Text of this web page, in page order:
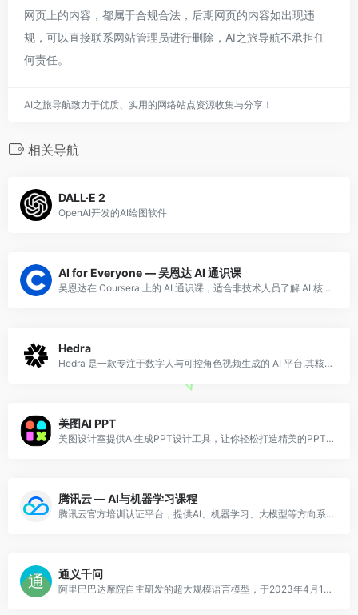
网页上的内容，都属于合规合法，后期网页的内容如出现违
规，可以直接联系网站管理员进行删除，AI之旅导航不承担任
何责任。
AI之旅导航致力于优质、实用的网络站点资源收集与分享！
相关导航
DALL·E 2
OpenAI开发的AI绘图软件
AI for Everyone — 吴恩达 AI 通识课
吴恩达在 Coursera 上的 AI 通识课，适合非技术人员了解 AI 核心概念、工作流程和商业应用。零基础友好。
Hedra
Hedra 是一款专注于数字人与可控角色视频生成的 AI 平台,其核心模型能够根据一张人物图片和一段音频,生成口型同步、表情自然、头部动作真实的人物说话视频,真
美图AI PPT
美图设计室提供AI生成PPT设计工具，让你轻松打造精美的PPT。支持一键生成PPT、智能排版，以及丰富的模板和素材库
腾讯云 — AI与机器学习课程
腾讯云官方培训认证平台，提供AI、机器学习、大模型等方向系统课程，涵盖腾讯混元大模型相关内容。
通义千问
阿里巴巴达摩院自主研发的超大规模语言模型，于2023年4月11日发布